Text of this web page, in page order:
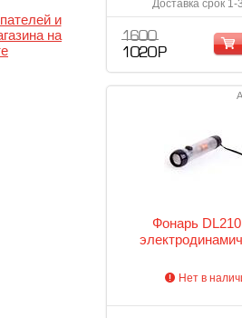
Доставка срок 1-
1 600
1 020 Р
Фонарь
Нет в